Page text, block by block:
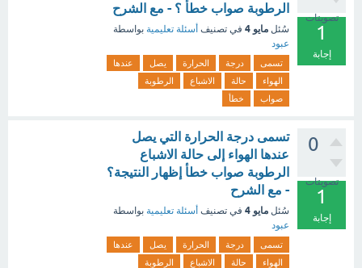
تصويتات
1
إجابة
الرطوبة صواب خطأ ؟ - مع الشرح
سُئل مايو 4 في تصنيف أسئلة تعليمية بواسطة
عبود
تسمى درجة الحرارة يصل
عندها
الهواء
حالة الاشباع
الرطوبة
صواب
خطأ
0
تصويتات
1
إجابة
تسمى درجة الحرارة التي يصل
عندها الهواء إلى حالة الاشباع
الرطوبة صواب خطأ إظهار النتيجة؟
- مع الشرح
سُئل مايو 4 في تصنيف أسئلة تعليمية بواسطة
عبود
تسمى درجة الحرارة يصل
عندها
الهواء
حالة الاشباع
الرطوبة